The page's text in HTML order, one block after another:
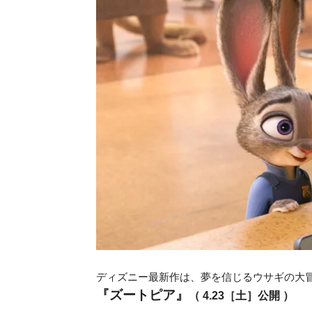
ディズニー最新作は、夢を信じるウサギの大
『ズートピア』 （ 4.23 ［土］公開 ）